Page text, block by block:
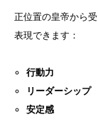
正位置の皇帝から
表現できます：
行動力
リーダーシップ
安定感